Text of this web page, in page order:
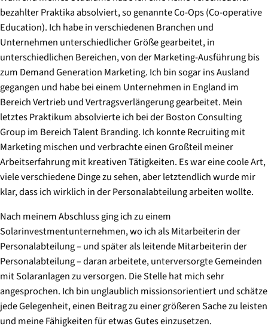
bezahlter Praktika absolviert, so genannte Co-Ops (Co-operative
Education). Ich habe in verschiedenen Branchen und
Unternehmen unterschiedlicher Größe gearbeitet, in
unterschiedlichen Bereichen, von der Marketing-Ausführung bis
zum Demand Generation Marketing. Ich bin sogar ins Ausland
gegangen und habe bei einem Unternehmen in England im
Bereich Vertrieb und Vertragsverlängerung gearbeitet. Mein
letztes Praktikum absolvierte ich bei der Boston Consulting
Group im Bereich Talent Branding. Ich konnte Recruiting mit
Marketing mischen und verbrachte einen Großteil meiner
Arbeitserfahrung mit kreativen Tätigkeiten. Es war eine coole Art,
viele verschiedene Dinge zu sehen, aber letztendlich wurde mir
klar, dass ich wirklich in der Personalabteilung arbeiten wollte.
Nach meinem Abschluss ging ich zu einem
Solarinvestmentunternehmen, wo ich als Mitarbeiterin der
Personalabteilung – und später als leitende Mitarbeiterin der
Personalabteilung – daran arbeitete, unterversorgte Gemeinden
mit Solaranlagen zu versorgen. Die Stelle hat mich sehr
angesprochen. Ich bin unglaublich missionsorientiert und schätze
jede Gelegenheit, einen Beitrag zu einer größeren Sache zu leisten
und meine Fähigkeiten für etwas Gutes einzusetzen.